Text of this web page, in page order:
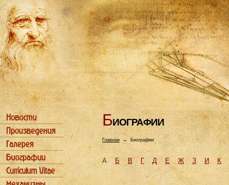
БИОГРАФИИ
Главная→ Биографии
АБ В Г Д Е Ж З И К